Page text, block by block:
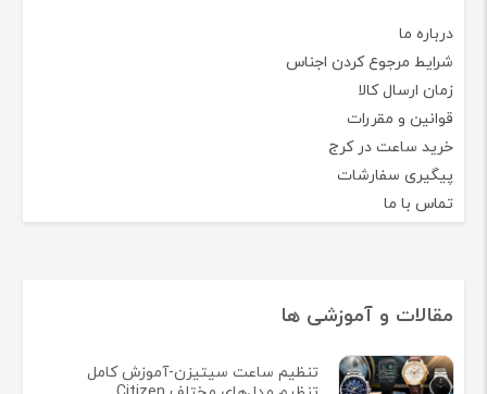
درباره ما
شرایط مرجوع کردن اجناس
زمان ارسال کالا
قوانین و مقررات
خرید ساعت در کرج
پیگیری سفارشات
تماس با ما
مقالات و آموزشی ها
تنظیم ساعت سیتیزن-آموزش کامل